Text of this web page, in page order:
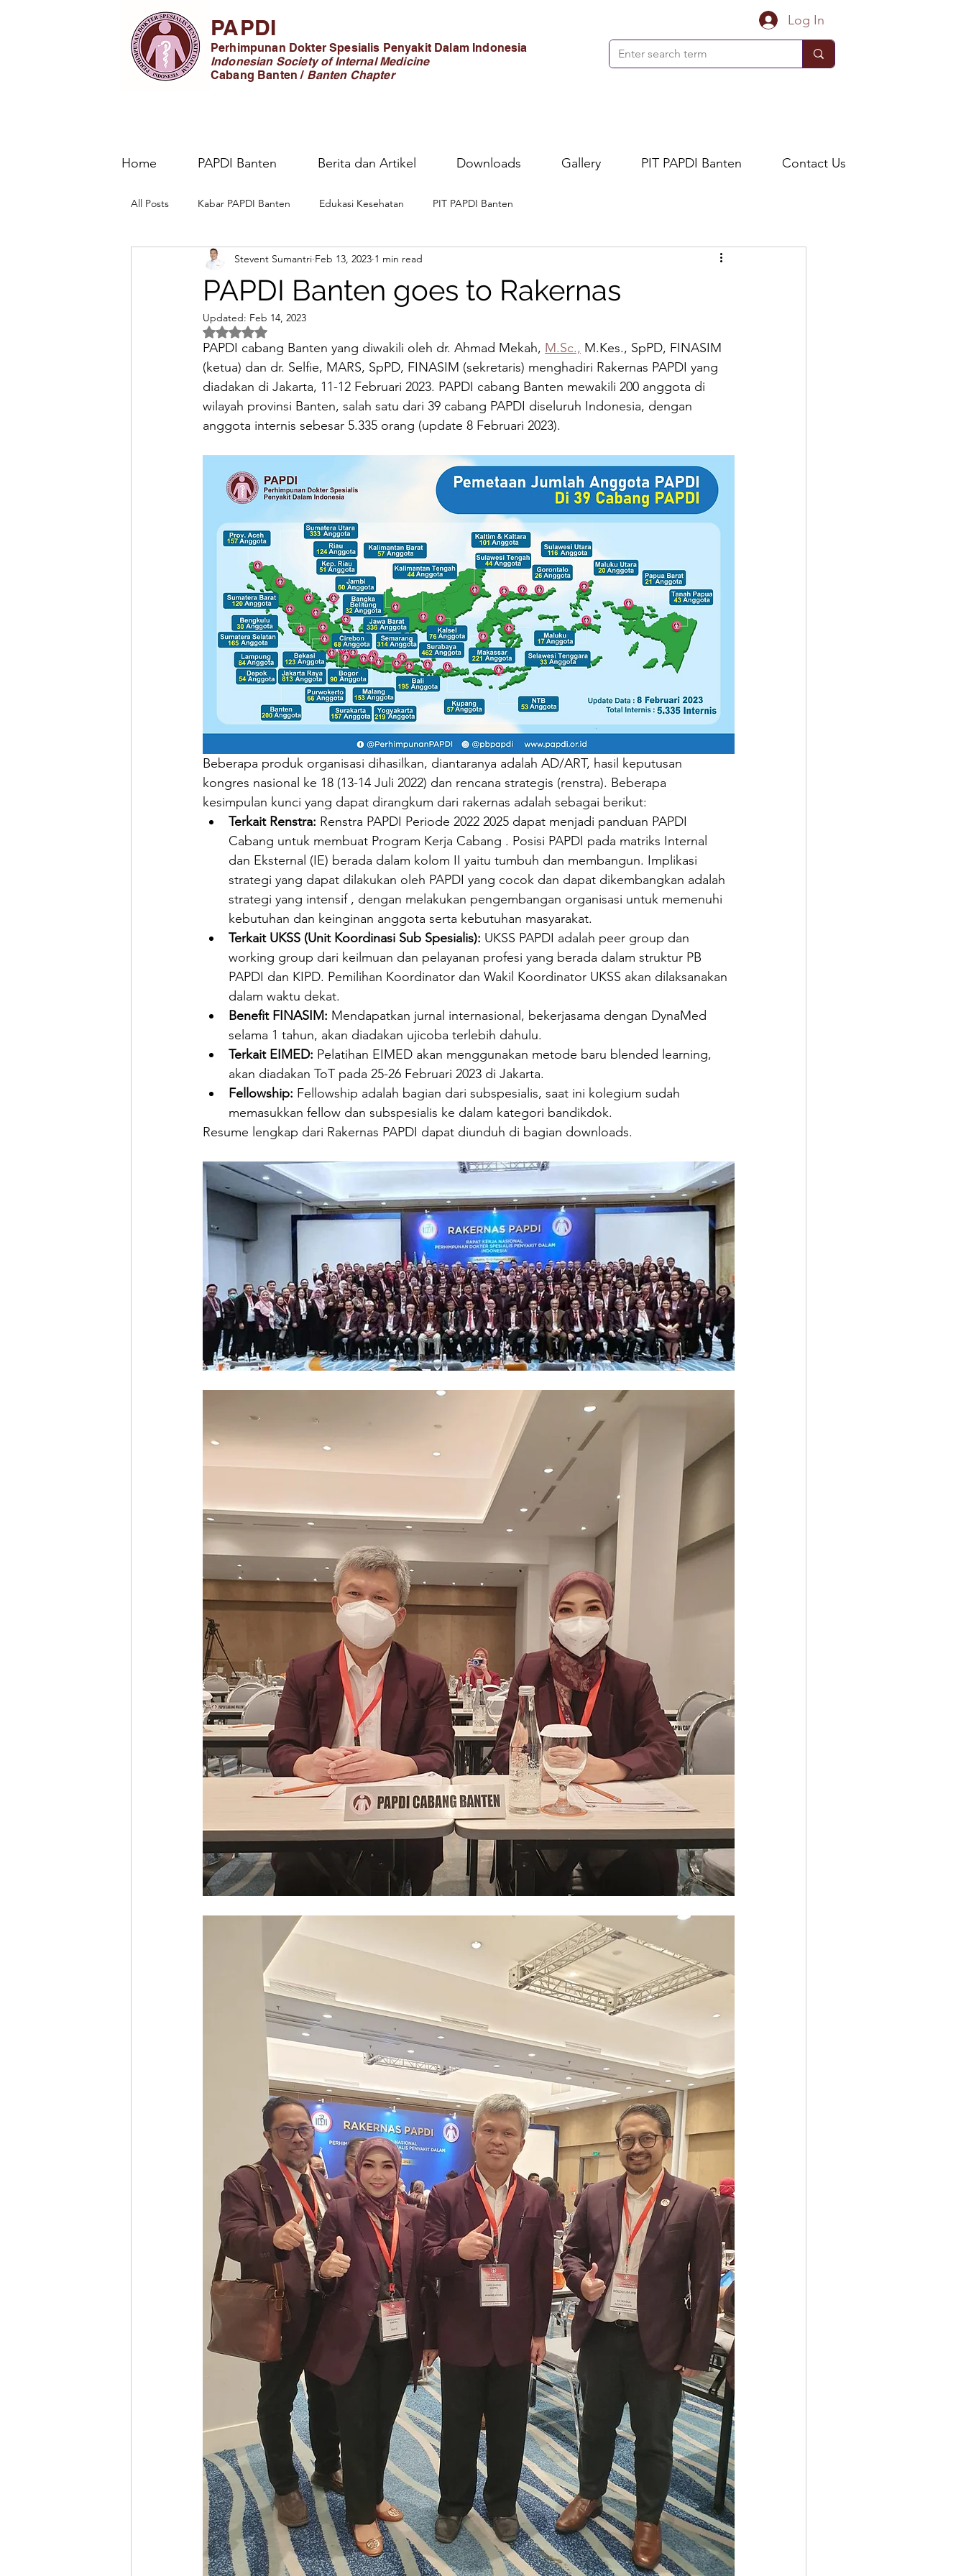
PAPDI
Perhimpunan Dokter Spesialis Penyakit Dalam Indonesia
Indonesian Society of Internal Medicine
Cabang Banten / Banten Chapter
Log In
Home PAPDI Banten Berita dan Artikel Downloads Gallery PIT PAPDI Banten Contact Us
All Posts Kabar PAPDI Banten Edukasi Kesehatan PIT PAPDI Banten
PAPDI Banten goes to Rakernas
Stevent Sumantri Feb 13, 2023 1 min read
Updated: Feb 14, 2023
Rated NaN out of 5 stars.
PAPDI cabang Banten yang diwakili oleh dr. Ahmad Mekah, M.Sc., M.Kes., SpPD, FINASIM
(ketua) dan dr. Selfie, MARS, SpPD, FINASIM (sekretaris) menghadiri Rakernas PAPDI yang
diadakan di Jakarta, 11-12 Februari 2023. PAPDI cabang Banten mewakili 200 anggota di
wilayah provinsi Banten, salah satu dari 39 cabang PAPDI diseluruh Indonesia, dengan
anggota internis sebesar 5.335 orang (update 8 Februari 2023).
Beberapa produk organisasi dihasilkan, diantaranya adalah AD/ART, hasil keputusan
kongres nasional ke 18 (13-14 Juli 2022) dan rencana strategis (renstra). Beberapa
kesimpulan kunci yang dapat dirangkum dari rakernas adalah sebagai berikut:
Terkait Renstra: Renstra PAPDI Periode 2022 2025 dapat menjadi panduan PAPDI
Cabang untuk membuat Program Kerja Cabang . Posisi PAPDI pada matriks Internal
dan Eksternal (IE) berada dalam kolom II yaitu tumbuh dan membangun. Implikasi
strategi yang dapat dilakukan oleh PAPDI yang cocok dan dapat dikembangkan adalah
strategi yang intensif , dengan melakukan pengembangan organisasi untuk memenuhi
kebutuhan dan keinginan anggota serta kebutuhan masyarakat.
Terkait UKSS (Unit Koordinasi Sub Spesialis): UKSS PAPDI adalah peer group dan
working group dari keilmuan dan pelayanan profesi yang berada dalam struktur PB
PAPDI dan KIPD. Pemilihan Koordinator dan Wakil Koordinator UKSS akan dilaksanakan
dalam waktu dekat.
Benefit FINASIM: Mendapatkan jurnal internasional, bekerjasama dengan DynaMed
selama 1 tahun, akan diadakan ujicoba terlebih dahulu.
Terkait EIMED: Pelatihan EIMED akan menggunakan metode baru blended learning,
akan diadakan ToT pada 25-26 Februari 2023 di Jakarta.
Fellowship: Fellowship adalah bagian dari subspesialis, saat ini kolegium sudah
memasukkan fellow dan subspesialis ke dalam kategori bandikdok.
Resume lengkap dari Rakernas PAPDI dapat diunduh di bagian downloads.